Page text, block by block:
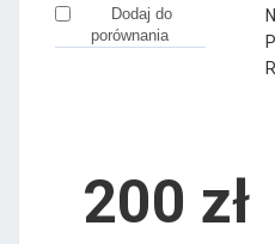
Dodaj do
porównania
200 zł